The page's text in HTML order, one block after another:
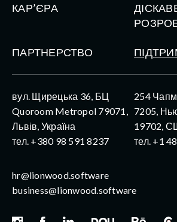
КАР’ЄРА
ПАРТНЕРСТВО
вул. Щирецька 36, БЦ
Quoroom Metropol 79071,
Львів, Україна
тел. +380 98 591 8237
254
7205,
19702,
тел. +1
hr@lionwood.software
business@lionwood.software